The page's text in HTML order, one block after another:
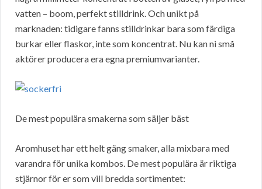
vatten – boom, perfekt stilldrink. Och unikt på
marknaden: tidigare fanns stilldrinkar bara som färdiga
burkar eller flaskor, inte som koncentrat. Nu kan ni små
aktörer producera era egna premiumvarianter.
De mest populära smakerna som säljer bäst
Aromhuset har ett helt gäng smaker, alla mixbara med
varandra för unika kombos. De mest populära är riktiga
stjärnor för er som vill bredda sortimentet: